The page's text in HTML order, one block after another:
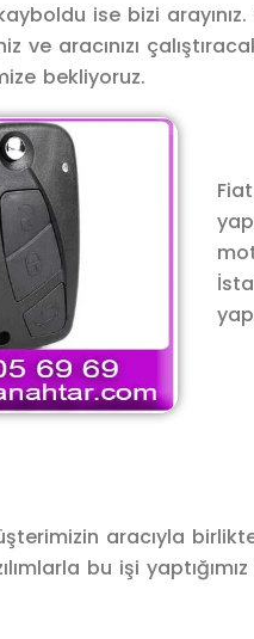
ise bizi
aracınızı
bekliyoruz.
aracıyla
bu işi